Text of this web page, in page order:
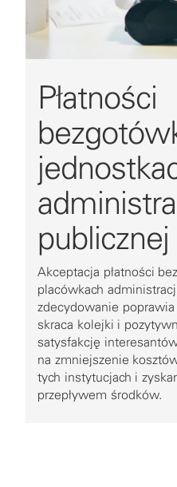
Płatności
publicznej
Akceptacja płatności
placówkach
zdecydowanie
skraca kolejki i
satysfakcję
na zmniejszenie
tych instytucjach i
przepływem środków.